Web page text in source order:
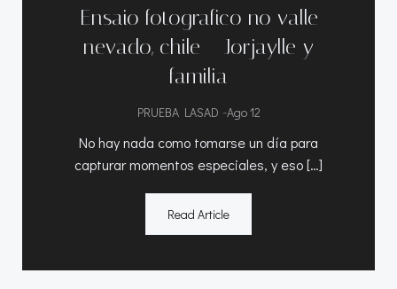
Ensaio fotografico no valle
nevado, chile – Jorjaylle y
familia
PRUEBA LASAD -Ago 12
No hay nada como tomarse un día para
capturar momentos especiales, y eso […]
Read Article